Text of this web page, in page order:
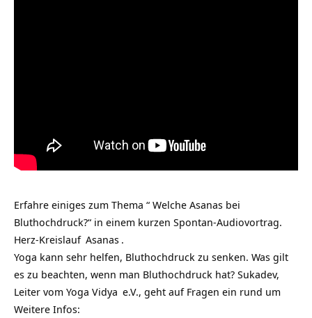
Erfahre einiges zum Thema “ Welche Asanas bei
Bluthochdruck?“ in einem kurzen Spontan-Audiovortrag.
Herz-Kreislauf Asanas .
Yoga kann sehr helfen, Bluthochdruck zu senken. Was gilt
es zu beachten, wenn man Bluthochdruck hat? Sukadev,
Leiter vom Yoga Vidya e.V., geht auf Fragen ein rund um
Weitere Infos: